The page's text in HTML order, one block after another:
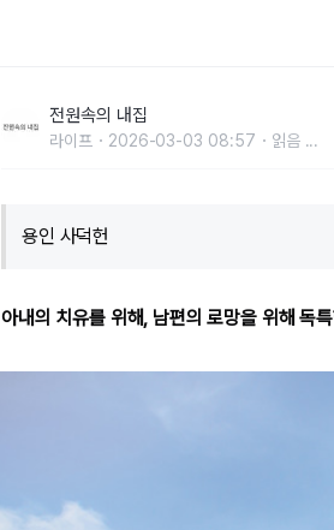
전원속의 내집
라이프 2026-03-03 08:57 읽음 ...
용인 사덕헌
아내의 치유를 위해, 남편의 로망을 위해 독